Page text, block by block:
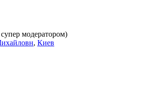
модератором)
, Киев